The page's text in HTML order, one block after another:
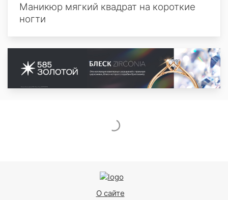
Маникюр мягкий квадрат на короткие
ногти
О сайте